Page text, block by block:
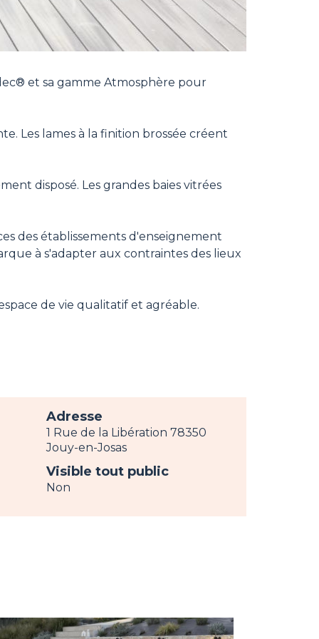
et sa gamme Atmosphère pour
Les lames à la finition brossée créent
disposé. Les grandes baies vitrées
des établissements d'enseignement
à s'adapter aux contraintes des lieux
de vie qualitatif et agréable.
Adresse
1 Rue de la Libération 78350
Jouy-en-Josas
Visible tout public
Non